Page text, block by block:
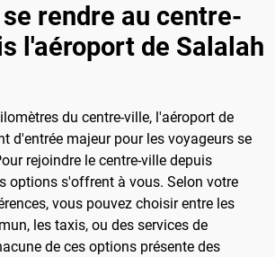
rendre au centre-
l'aéroport de Salalah
du centre-ville, l'aéroport de
d'entrée majeur pour les voyageurs se
rejoindre le centre-ville depuis
options s'offrent à vous. Selon votre
vous pouvez choisir entre les
les taxis, ou des services de
de ces options présente des